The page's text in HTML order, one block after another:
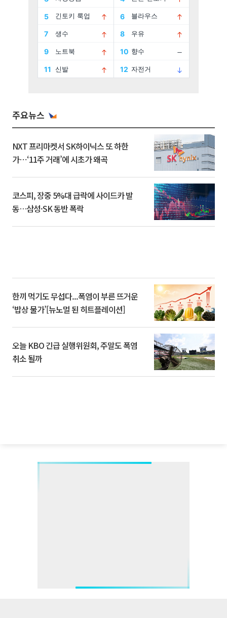
주요뉴스
NXT 프리마켓서 SK하이닉스 또 하한
가⋯‘11주 거래’에 시초가 왜곡
코스피, 장중 5%대 급락에 사이드카 발
동…삼성·SK 동반 폭락
한끼 먹기도 무섭다...폭염이 부른 뜨거운
‘밥상 물가’[뉴노멀 된 히트플레이션]
오늘 KBO 긴급 실행위원회, 주말도 폭염
취소 될까